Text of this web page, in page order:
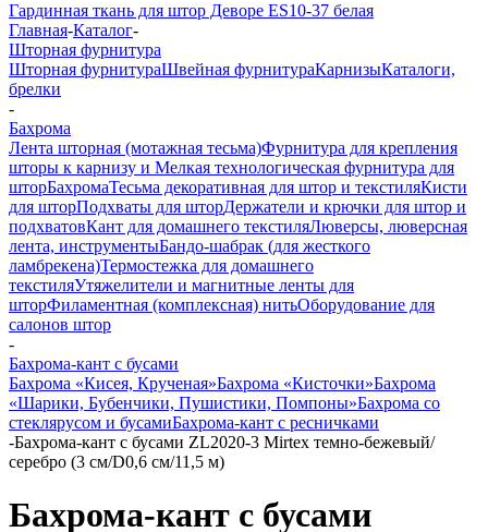
Гардинная ткань для штор Деворе ES10-37 белая
Главная-Каталог-
Шторная фурнитура
Шторная фурнитураШвейная фурнитураКарнизыКаталоги,
брелки
-
Бахрома
Лента шторная (мотажная тесьма)Фурнитура для крепления
шторы к карнизу и Мелкая технологическая фурнитура для
шторБахромаТесьма декоративная для штор и текстиляКисти
для шторПодхваты для шторДержатели и крючки для штор и
подхватовКант для домашнего текстиляЛюверсы, люверсная
лента, инструментыБандо-шабрак (для жесткого
ламбрекена)Термостежка для домашнего
текстиляУтяжелители и магнитные ленты для
шторФиламентная (комплексная) нитьОборудование для
салонов штор
-
Бахрома-кант с бусами
Бахрома «Кисея, Крученая»Бахрома «Кисточки»Бахрома
«Шарики, Бубенчики, Пушистики, Помпоны»Бахрома со
стеклярусом и бусамиБахрома-кант с ресничками
-Бахрома-кант с бусами ZL2020-3 Mirtex темно-бежевый/
серебро (3 см/D0,6 см/11,5 м)
Бахрома-кант с бусами